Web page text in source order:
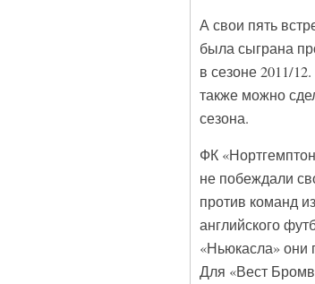
А свои пять
была сыграна
в сезоне 2011/
также можно
сезона.
ФК
не побеждали
против команд
английского
«Ньюкасла» они
Для «Вест